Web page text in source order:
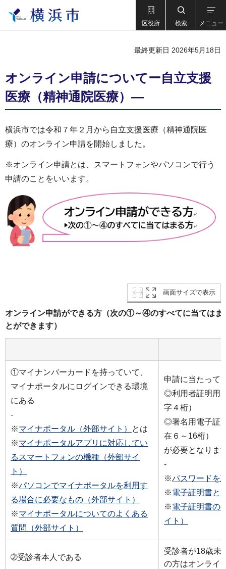
区役所 検索 メニュー
最終更新日 2026年5月18日
オンライン申請についてー自立支援
医療（精神通院医療）―
横浜市では令和７年２月から自立支援医療（精神通院医
療）のオンライン申請を開始しました。
※オンライン申請とは、スマートフォンやパソコンで行う
申請のことをいいます。
画面サイズで表示
オンライン申請ができる方（次の①～④のすべてに当てはま
とができます）
①マイナンバーカードを持っていて、
マイナポータルにログインできる環境
にある
-
※マイナポータル（外部サイト）
とは
※マイナポータルアプリに対応してい
るスマートフォンの機種（外部サイ
ト）
※パソコンでマイナポータルを利用す
る場合に必要なもの（外部サイト）
※マイナポータルについてのよくある
質問（外部サイト）
申請に当たって
◎利用者証明用
字４桁）
◎署名用電子証
在６～16桁）
が必要となりま
-
※パスワードを
※電子証明書と
※電子証明書の
イト）
➁受診者本人である
受診者が18歳
の方はオンライ